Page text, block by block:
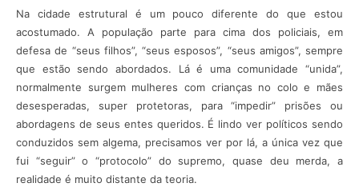
Na cidade estrutural é um pouco diferente do que estou
acostumado. A população parte para cima dos policiais, em
defesa de “seus filhos”, “seus esposos”, “seus amigos”, sempre
que estão sendo abordados. Lá é uma comunidade “unida”,
normalmente surgem mulheres com crianças no colo e mães
desesperadas, super protetoras, para “impedir” prisões ou
abordagens de seus entes queridos. É lindo ver políticos sendo
conduzidos sem algema, precisamos ver por lá, a única vez que
fui “seguir” o “protocolo” do supremo, quase deu merda, a
realidade é muito distante da teoria.